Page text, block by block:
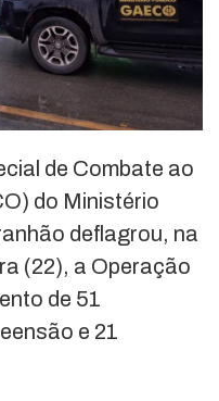
de Combate ao
do Ministério
deflagrou, na
(22), a Operação
de 51
e 21